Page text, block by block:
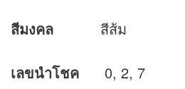
สีมงคล สีส้ม
เลขนำโชค 0, 2, 7